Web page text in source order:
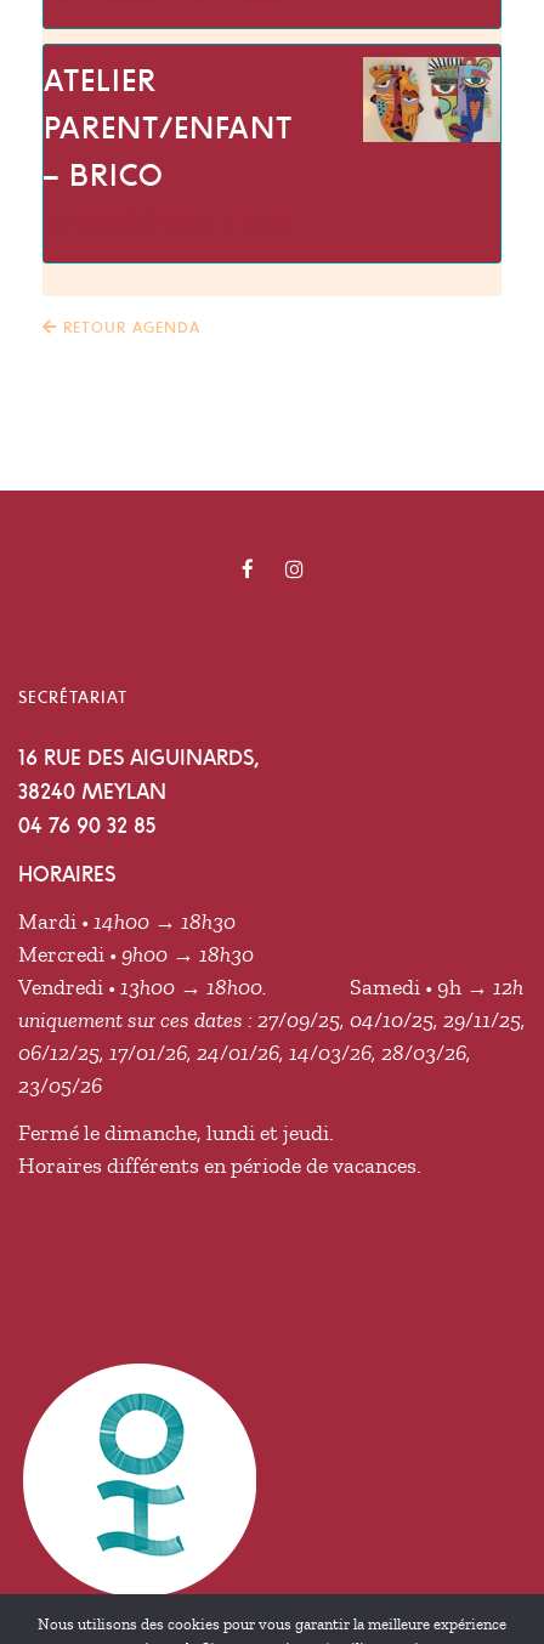
ATELIER
PARENT/ENFANT
– BRICO
RETOUR AGENDA
SECRÉTARIAT
16 RUE DES AIGUINARDS,
38240 MEYLAN
04 76 90 32 85
HORAIRES
Mardi • 14h00 → 18h30
Mercredi • 9h00 → 18h30
Vendredi • 13h00 → 18h00. Samedi • 9h → 12h
uniquement sur ces dates : 27/09/25, 04/10/25, 29/11/25,
06/12/25, 17/01/26, 24/01/26, 14/03/26, 28/03/26,
23/05/26
Fermé le dimanche, lundi et jeudi.
Horaires différents en période de vacances.
Nous utilisons des cookies pour vous garantir la meilleure expérience